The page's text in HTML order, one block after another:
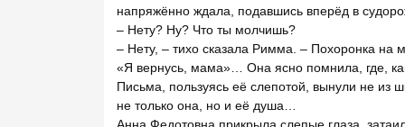
напряжённо ждала, подавшись вперёд в
– Нету? Ну? Что ты молчишь?
– Нету, – тихо сказала Римма. – Похоронка на
«Я вернусь, мама»… Она ясно помнила, где,
Письма, пользуясь её слепотой, вынули не из
не только она, но и её душа…
Анна Федотовна прикрыла слепые глаза,